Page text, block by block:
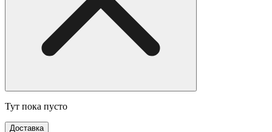
Тут пока пусто
Доставка